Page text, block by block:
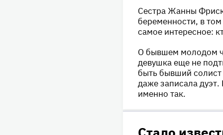
Сестра Жанны
беременности, в
самое интересное:
О бывшем молодом
девушка еще не
быть бывший
даже записала
именно так.